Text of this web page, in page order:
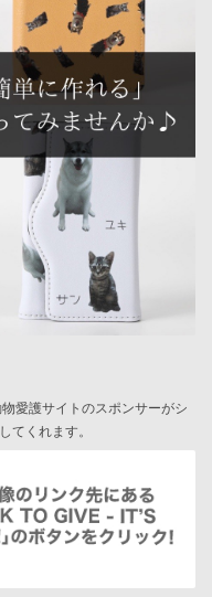
愛護サイトのスポンサーがシ
てくれます。